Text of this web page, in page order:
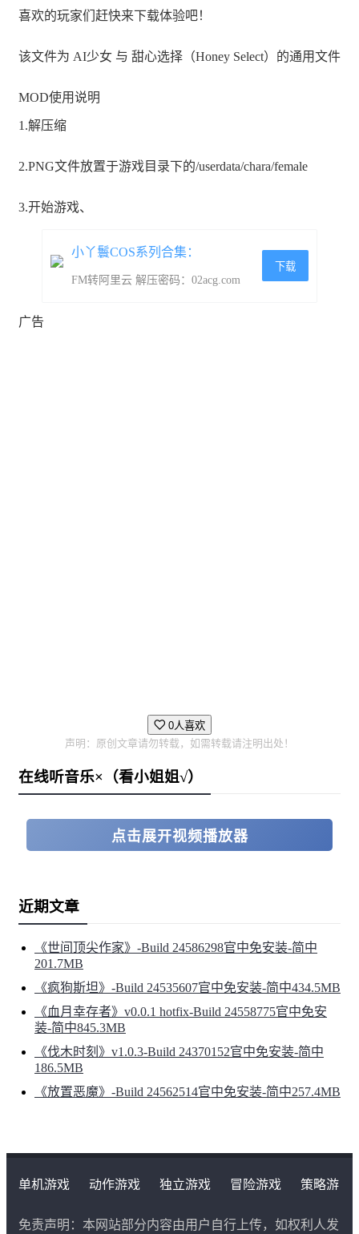
喜欢的玩家们赶快来下载体验吧！
该文件为 AI少女 与 甜心选择（Honey Select）的通用文件
MOD使用说明
1.解压缩
2.PNG文件放置于游戏目录下的/userdata/chara/female
3.开始游戏、
小丫鬟COS系列合集：
FM转阿里云 解压密码：02acg.com
下载
广告
0人喜欢
声明：原创文章请勿转载，如需转载请注明出处！
在线听音乐×（看小姐姐√）
点击展开视频播放器
近期文章
《世间顶尖作家》-Build 24586298官中免安装-简中
201.7MB
《疯狗斯坦》-Build 24535607官中免安装-简中434.5MB
《血月幸存者》v0.0.1 hotfix-Build 24558775官中免安
装-简中845.3MB
《伐木时刻》v1.0.3-Build 24370152官中免安装-简中
186.5MB
《放置恶魔》-Build 24562514官中免安装-简中257.4MB
单机游戏 动作游戏 独立游戏 冒险游戏
策略游
免责声明：本网站部分内容由用户自行上传，如权利人发